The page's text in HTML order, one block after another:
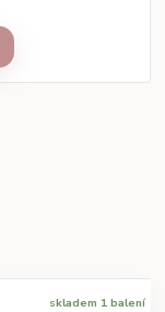
skladem 1 balení